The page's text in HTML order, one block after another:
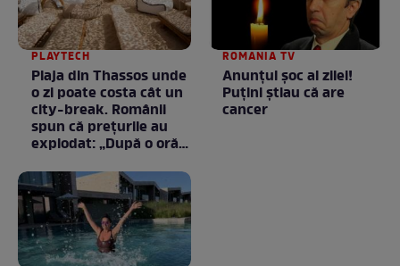
PLAYTECH
Plaja din Thassos unde
o zi poate costa cât un
city-break. Românii
spun că prețurile au
explodat: „După o oră
ROMANIA TV
Anunţul şoc al zilei!
Puţini ştiau că are
cancer